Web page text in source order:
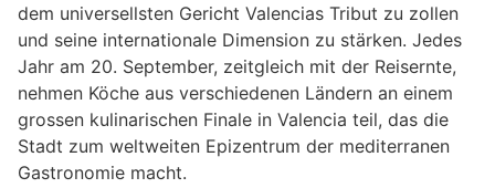
dem universellsten Gericht Valencias Tribut zu zollen
und seine internationale Dimension zu stärken. Jedes
Jahr am 20. September, zeitgleich mit der Reisernte,
nehmen Köche aus verschiedenen Ländern an einem
grossen kulinarischen Finale in Valencia teil, das die
Stadt zum weltweiten Epizentrum der mediterranen
Gastronomie macht.